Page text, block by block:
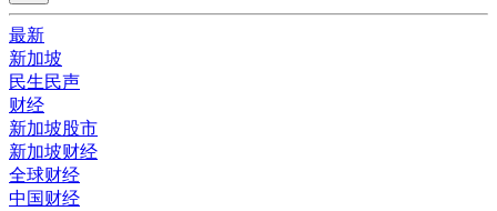
最新
新加坡
民生民声
财经
新加坡股市
新加坡财经
全球财经
中国财经